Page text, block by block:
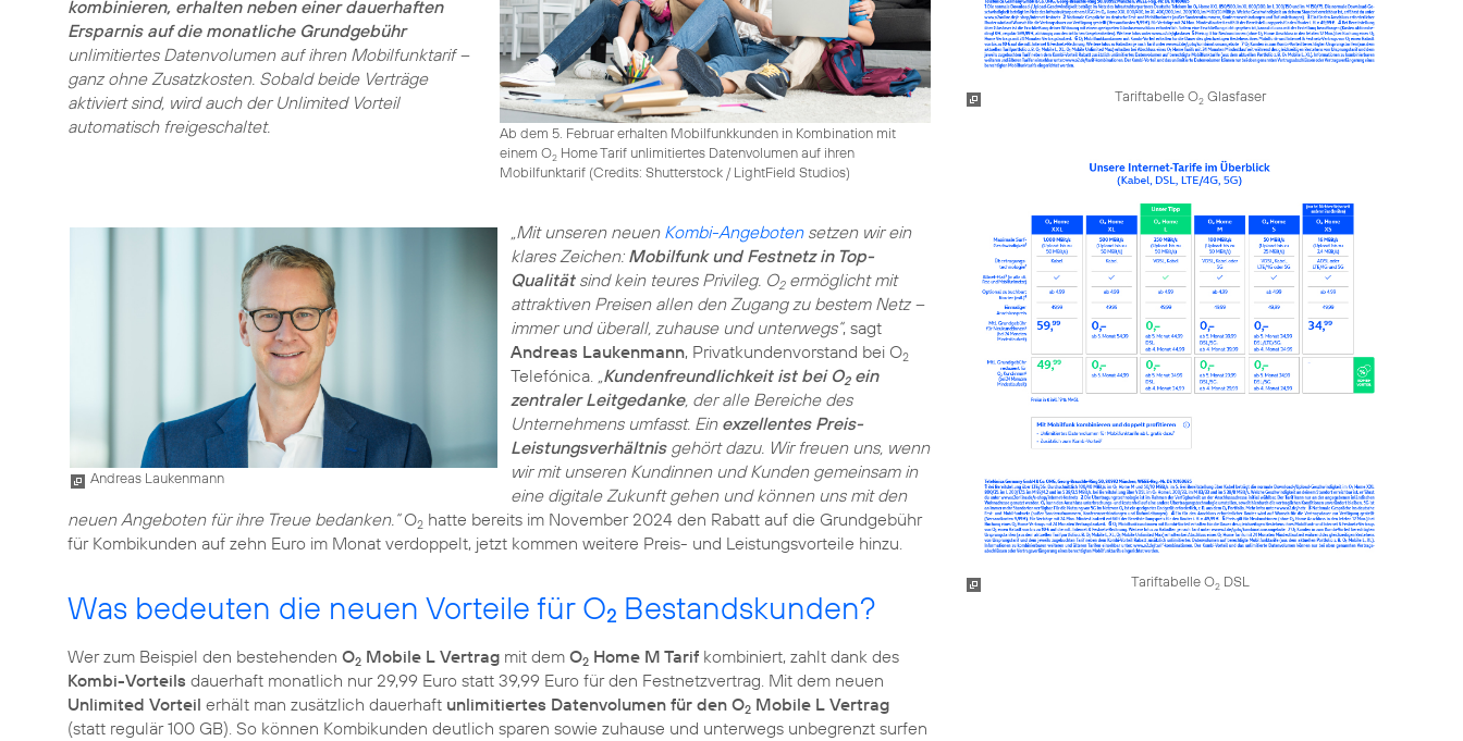
Ab dem 5. Februar erhalten Mobilfunkkunden in Kombination mit
einem O2Home Tarif unlimitiertes Datenvolumen auf ihren
Mobilfunktarif (Credits: Shutterstock / LightField Studios)
kombinieren, erhalten neben einer dauerhaften
Ersparnis auf die monatliche Grundgebühr
unlimitiertes Datenvolumen auf ihren Mobilfunktarif –
ganz ohne Zusatzkosten. Sobald beide Verträge
aktiviert sind, wird auch der Unlimited Vorteil
automatisch freigeschaltet.
Andreas Laukenmann
„Mit unseren neuen Kombi-Angebotensetzen wir ein
klares Zeichen: Mobilfunk und Festnetz in Top-
Qualitätsind kein teures Privileg. O2ermöglicht mit
attraktiven Preisen allen den Zugang zu bestem Netz –
immer und überall, zuhause und unterwegs“, sagt
Andreas Laukenmann, Privatkundenvorstand bei O2
Telefónica. „Kundenfreundlichkeit ist bei O2ein
zentraler Leitgedanke, der alle Bereiche des
Unternehmens umfasst. Ein exzellentes Preis-
Leistungsverhältnisgehört dazu. Wir freuen uns, wenn
wir mit unseren Kundinnen und Kunden gemeinsam in
eine digitale Zukunft gehen und können uns mit den
neuen Angeboten für ihre Treue bedanken.“O2 hatte bereits im November 2024 den Rabatt auf die Grundgebühr
für Kombikunden auf zehn Euro im Monat verdoppelt, jetzt kommen weitere Preis- und Leistungsvorteile hinzu.
Was bedeuten die neuen Vorteile für O2 Bestandskunden?
Wer zum Beispiel den bestehenden O2 Mobile L Vertrag mit dem O2 Home M Tarif kombiniert, zahlt dank des
Kombi-Vorteils dauerhaft monatlich nur 29,99 Euro statt 39,99 Euro für den Festnetzvertrag. Mit dem neuen
Unlimited Vorteil erhält man zusätzlich dauerhaft unlimitiertes Datenvolumen für den O2 Mobile L Vertrag
(statt regulär 100 GB). So können Kombikunden deutlich sparen sowie zuhause und unterwegs unbegrenzt surfen
Tariftabelle O2Glasfaser
Tariftabelle O2DSL